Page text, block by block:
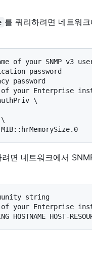
를 쿼리하려면 네트워
of your SNMP v3
password
password
your Enterprise
\
\
MIB::hrMemorySize.0
면 네트워크에서
string
your Enterprise